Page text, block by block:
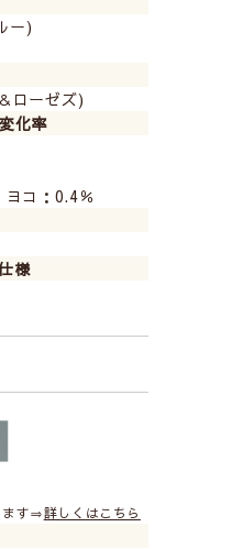
ー)
ローゼズ)
化率
コ：0.4％
様
ます⇒詳しくはこちら